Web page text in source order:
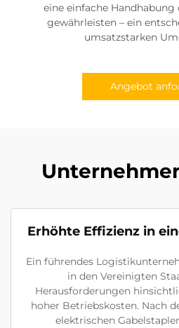
eine einfache
gewährleisten – ein
umsatzstarken
Angebot
Erhöhte Effizienz in
Ein führendes
in den Vereinigten
Herausforderungen
hoher Betriebskosten. Nach
elektrischen